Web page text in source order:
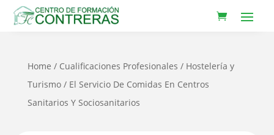
Home / Cualificaciones Profesionales / Hostelería y
Turismo/ El Servicio De Comidas En Centros
Sanitarios Y Sociosanitarios